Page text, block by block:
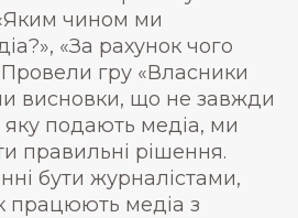
чином ми
«За рахунок чого
Провели гру «Власники
висновки, що не завжди
яку подають медіа, ми
правильні рішення.
бути журналістами,
працюють медіа з